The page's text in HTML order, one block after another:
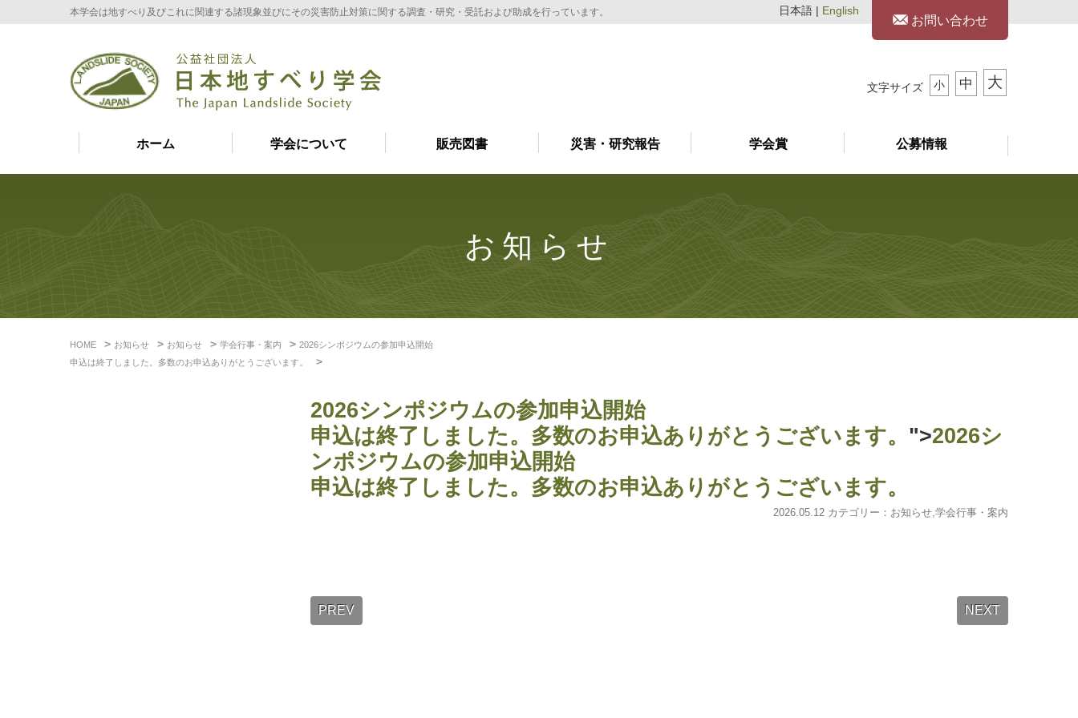
本学会は地すべり及びこれに関連する諸現象並びにその災害防止対策に関する調査・研究・受託および助成を行っています。
お問い合わせ
日本語 | English
文字サイズ 小 中 大
ホーム 学会について 販売図書 災害・研究報告 学会賞 公募情報
お知らせ
HOME お知らせ お知らせ 学会行事・案内
2026シンポジウムの参加申込開始
申込は終了しました。多数のお申込ありがとうございます。
2026シンポジウムの参加申込開始
申込は終了しました。多数のお申込ありがとうございます。 ">2026シ
ンポジウムの参加申込開始
申込は終了しました。多数のお申込ありがとうございます。
2026.05.12 カテゴリー： お知らせ,学会行事・案内
PREV NEXT